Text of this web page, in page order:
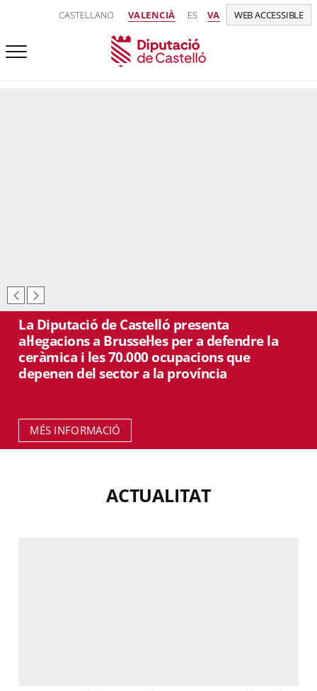
CASTELLANO VALENCIÀ ES VA WEB ACCESSIBLE
La Diputació de Castelló presenta
al·legacions a Brussel·les per a defendre la
ceràmica i les 70.000 ocupacions que
depenen del sector a la província
MÉS INFORMACIÓ
ACTUALITAT